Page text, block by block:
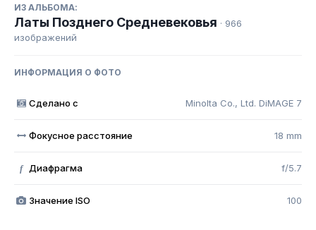
ИЗ АЛЬБОМА:
Латы Позднего Средневековья · 966
изображений
ИНФОРМАЦИЯ О ФОТО
Сделано с Minolta Co., Ltd. DiMAGE 7
Фокусное расстояние 18 mm
f Диафрагма f/5.7
Значение ISO 100